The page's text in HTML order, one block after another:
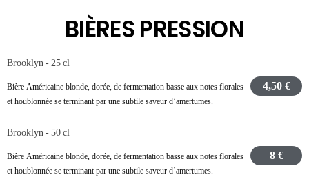
BIÈRES PRESSION
Brooklyn - 25 cl
Bière Américaine blonde, dorée, de fermentation basse aux notes florales
et houblonnée se terminant par une subtile saveur d’amertumes.
4,50 €
Brooklyn - 50 cl
Bière Américaine blonde, dorée, de fermentation basse aux notes florales
et houblonnée se terminant par une subtile saveur d’amertumes.
8 €